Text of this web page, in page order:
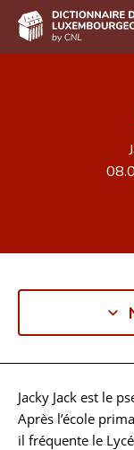
Biographie
Jacky Jack est le
Après l’école
il fréquente le